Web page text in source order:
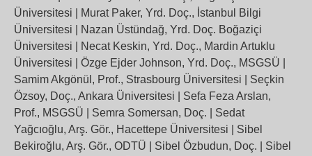
Üniversitesi | Murat Paker, Yrd. Doç., İstanbul Bilgi
Üniversitesi | Nazan Üstündağ, Yrd. Doç. Boğaziçi
Üniversitesi | Necat Keskin, Yrd. Doç., Mardin Artuklu
Üniversitesi | Özge Ejder Johnson, Yrd. Doç., MSGSÜ |
Samim Akgönül, Prof., Strasbourg Üniversitesi | Seçkin
Özsoy, Doç., Ankara Üniversitesi | Sefa Feza Arslan,
Prof., MSGSÜ | Semra Somersan, Doç. | Sedat
Yağcıoğlu, Arş. Gör., Hacettepe Üniversitesi | Sibel
Bekiroğlu, Arş. Gör., ODTÜ | Sibel Özbudun, Doç. | Sibel